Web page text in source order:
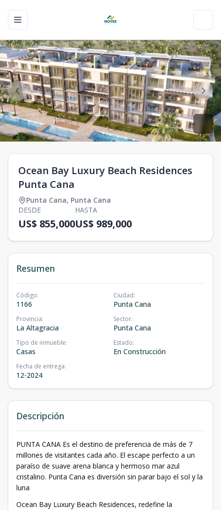
Toggle navigation menu
Ocean Bay Luxury Beach Residences
Punta Cana
Punta Cana, Punta Cana
DESDE
US$ 855,000
HASTA
US$ 989,000
Resumen
Código:
1166
Ciudad:
Punta Cana
Provincia:
La Altagracia
Sector:
Punta Cana
Tipo de inmueble:
Casas
Estado:
En Construcción
Fecha de entrega:
12-2024
Descripción
PUNTA CANA Es el destino de preferencia de más de 7
millones de visitantes cada año. El escape perfecto a un
paraíso de suave arena blanca y hermoso mar azul
cristalino. Punta Cana es diversión sin parar bajo el sol y la
luna
Ocean Bay Luxury Beach Residences, redefine la